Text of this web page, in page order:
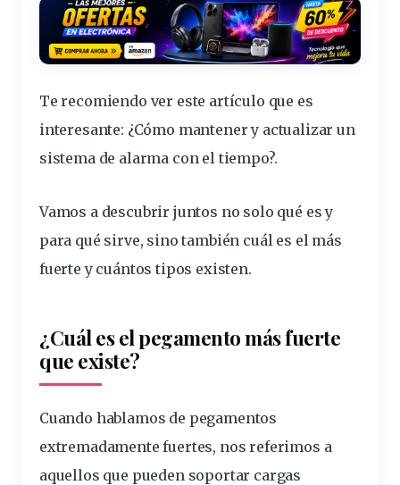
Te recomiendo ver este artículo que es
interesante: ¿Cómo mantener y actualizar un
sistema de alarma con el tiempo?.
Vamos a descubrir juntos no solo qué es y
para qué sirve, sino también cuál es el más
fuerte y cuántos tipos existen.
¿Cuál es el pegamento más fuerte
que existe?
Cuando hablamos de pegamentos
extremadamente fuertes, nos referimos a
aquellos que pueden soportar cargas